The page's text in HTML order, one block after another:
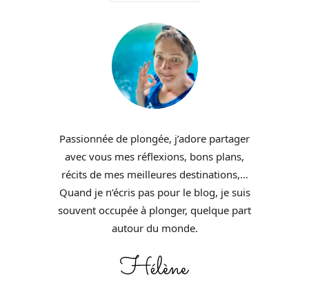
Passionnée de plongée, j’adore partager
avec vous mes réflexions, bons plans,
récits de mes meilleures destinations,…
Quand je n’écris pas pour le blog, je suis
souvent occupée à plonger, quelque part
autour du monde.